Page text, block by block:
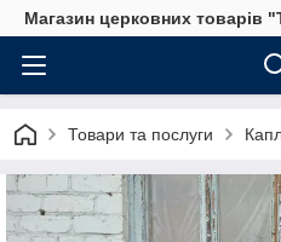
Магазин церковних товарів
Товари та послуги